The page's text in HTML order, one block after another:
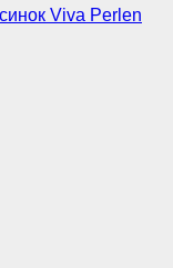
Viva Perlen